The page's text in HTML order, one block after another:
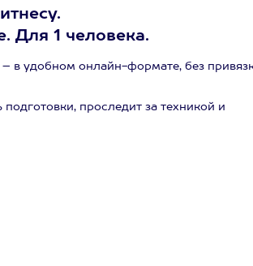
Для 1 человека.
– в удобном онлайн-формате, без
проследит за техникой и